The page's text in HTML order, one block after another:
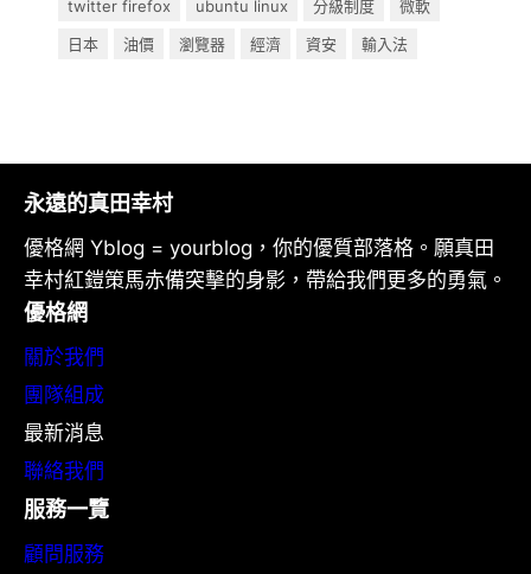
twitter firefox
ubuntu linux 分級制度
微軟
日本
油價 瀏覽器 經濟 資安 輸入法
永遠的真田幸村
優格網 Yblog = yourblog，你的優質部落格。願真田
幸村紅鎧策馬赤備突擊的身影，帶給我們更多的勇氣。
優格網
關於我們
團隊組成
最新消息
聯絡我們
服務一覽
顧問服務